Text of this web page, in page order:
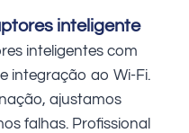
inteligente
inteligentes com
integração ao Wi-Fi.
ajustamos
falhas. Profissional